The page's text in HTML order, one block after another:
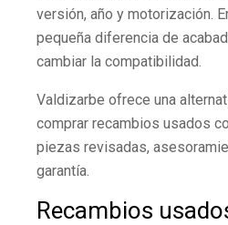
versión, año y motorización.
pequeña diferencia de
cambiar la compatibilidad.
Valdizarbe ofrece una
comprar recambios usados
piezas revisadas,
garantía.
Recambios